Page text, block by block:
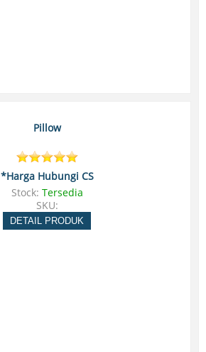
Pillow
*Harga Hubungi CS
Stock: Tersedia
SKU:
DETAIL PRODUK